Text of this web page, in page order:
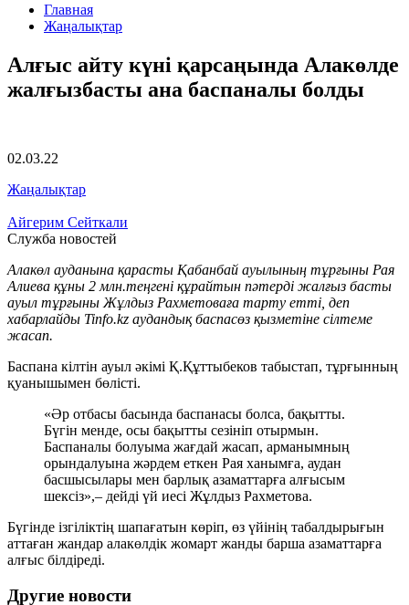
Главная
Жаңалықтар
Алғыс айту күні қарсаңында Алакөлде
жалғызбасты ана баспаналы болды
02.03.22
Жаңалықтар
Айгерим Сейткали
Служба новостей
Алакөл ауданына қарасты Қабанбай ауылының тұрғыны Рая
Алиева құны 2 млн.теңгені құрайтын пәтерді жалғыз басты
ауыл тұрғыны Жұлдыз Рахметоваға тарту етті, деп
хабарлайды Tinfo.kz аудандық баспасөз қызметіне сілтеме
жасап.
Баспана кілтін ауыл әкімі Қ.Құттыбеков табыстап, тұрғынның
қуанышымен бөлісті.
«Әр отбасы басында баспанасы болса, бақытты.
Бүгін менде, осы бақытты сезініп отырмын.
Баспаналы болуыма жағдай жасап, арманымның
орындалуына жәрдем еткен Рая ханымға, аудан
басшысылары мен барлық азаматтарға алғысым
шексіз»,– дейді үй иесі Жұлдыз Рахметова.
Бүгінде ізгіліктің шапағатын көріп, өз үйінің табалдырығын
аттаған жандар алакөлдік жомарт жанды барша азаматтарға
алғыс білдіреді.
Другие новости